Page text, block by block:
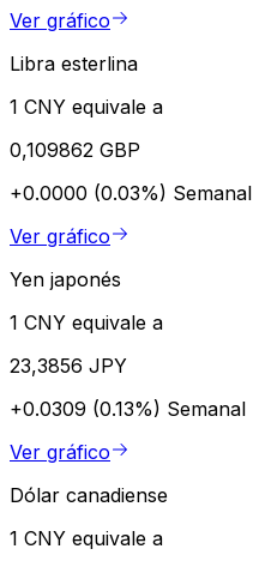
Ver gráfico
Libra esterlina
1 CNY equivale a
0,109862 GBP
+0.0000 (0.03%) Semanal
Ver gráfico
Yen japonés
1 CNY equivale a
23,3856 JPY
+0.0309 (0.13%) Semanal
Ver gráfico
Dólar canadiense
1 CNY equivale a